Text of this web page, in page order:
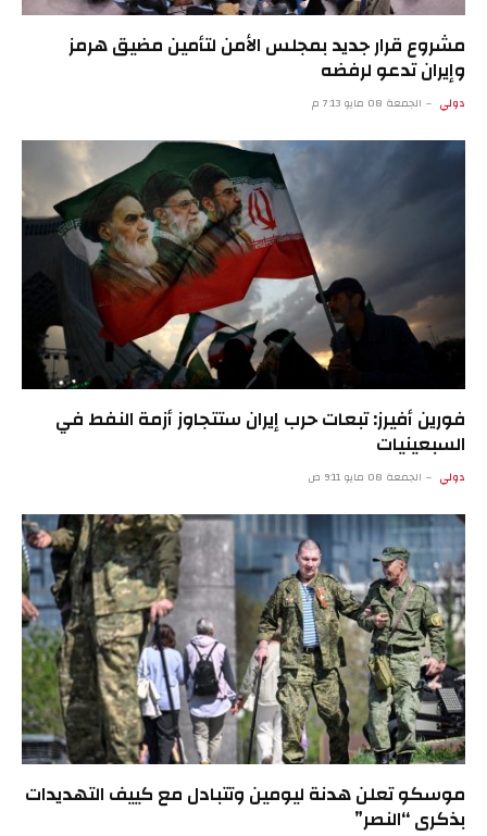
مشروع قرار جديد بمجلس الأمن لتأمين مضيق هرمز
وإيران تدعو لرفضه
دولي الجمعة 08 مايو 7:13 م
فورين أفيرز: تبعات حرب إيران ستتجاوز أزمة النفط في
السبعينيات
دولي الجمعة 08 مايو 9:11 ص
موسكو تعلن هدنة ليومين وتتبادل مع كييف التهديدات
بذكرى “النصر”